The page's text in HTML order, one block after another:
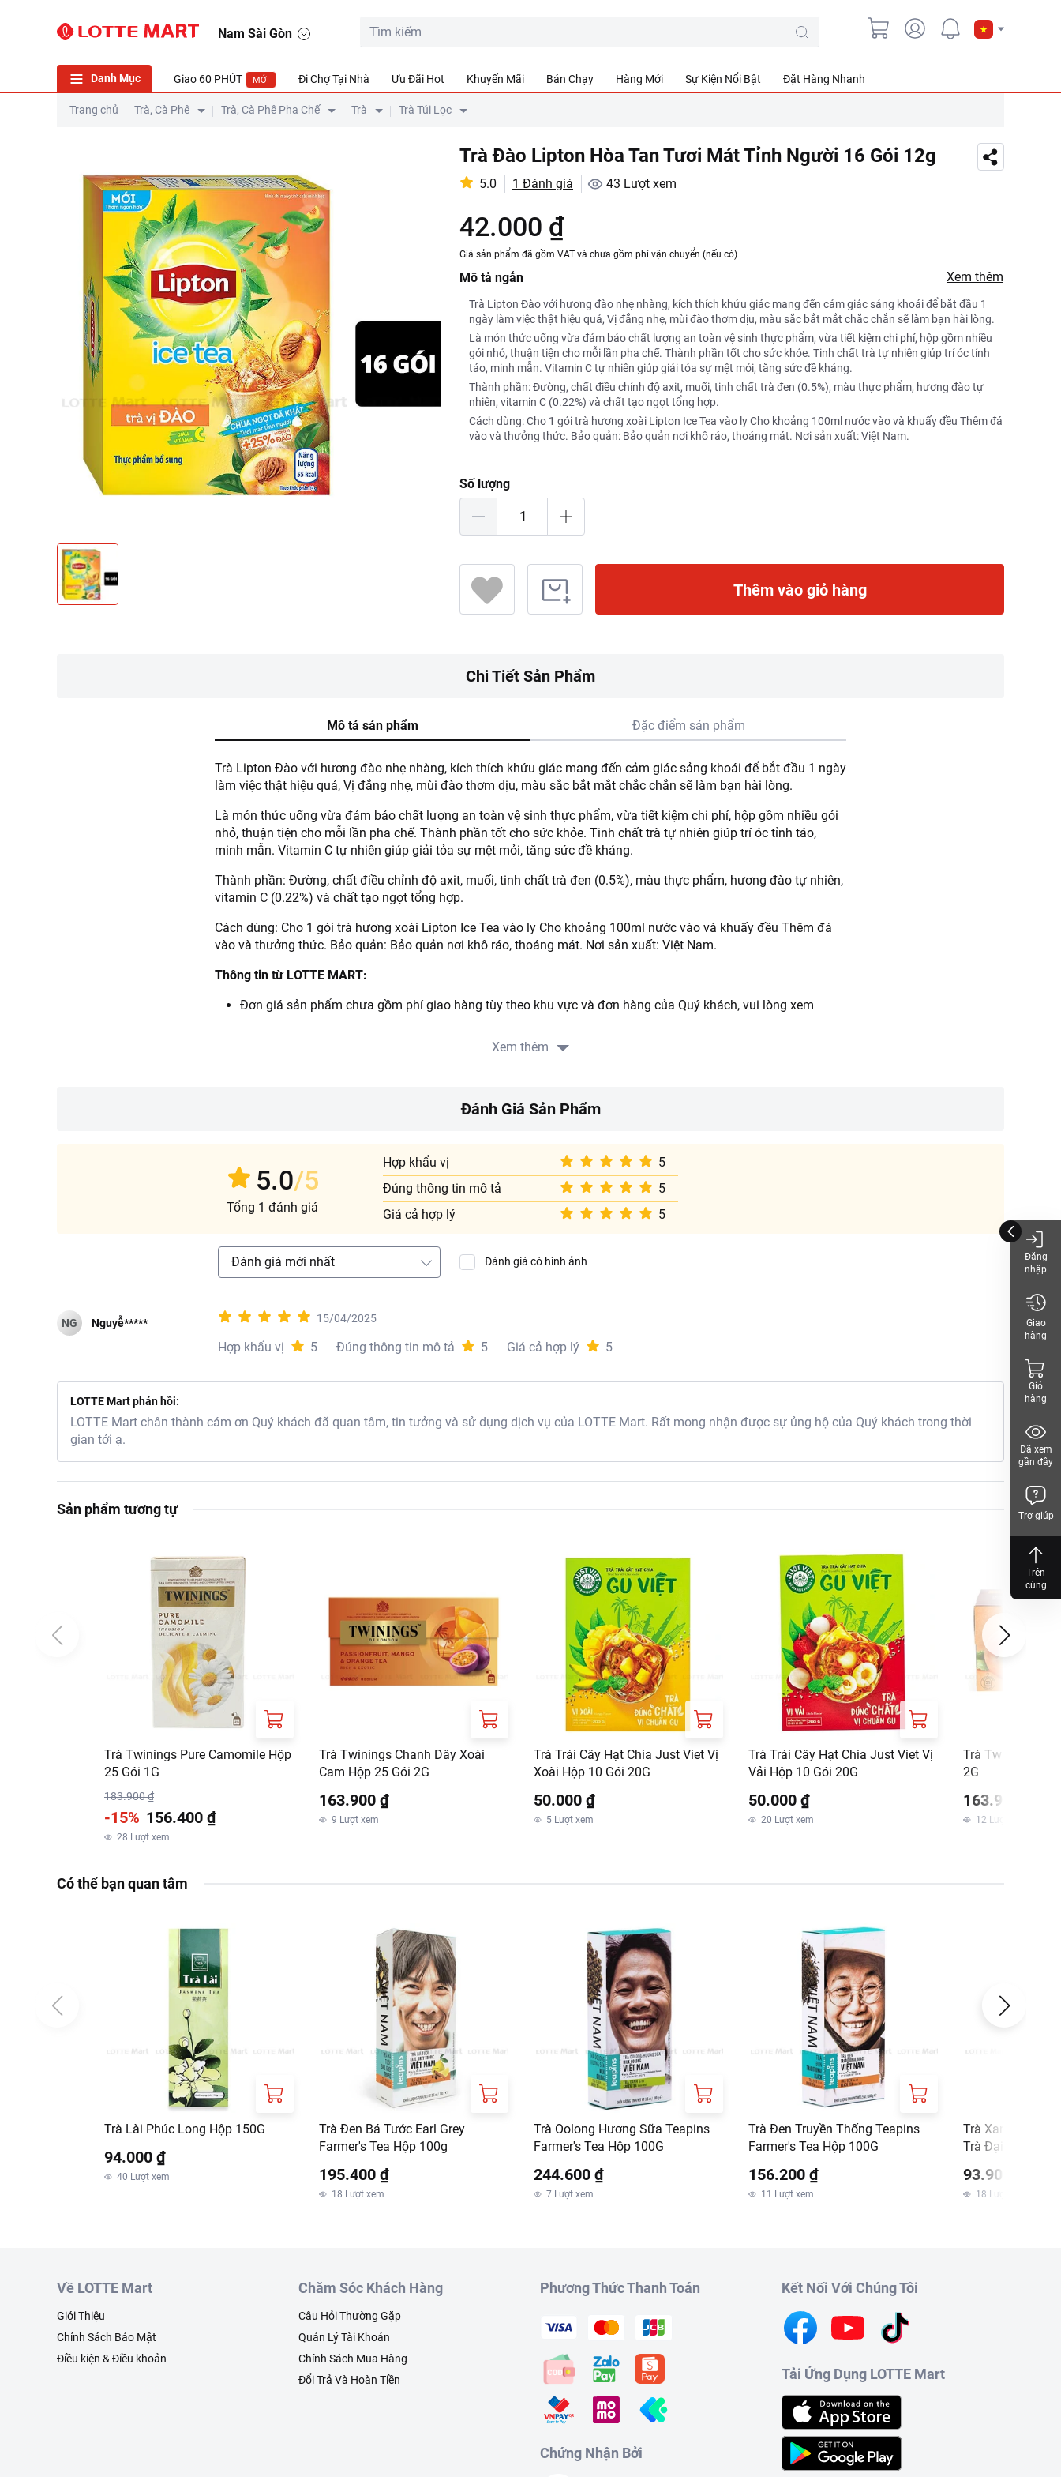
Nam Sài Gòn
Danh Mục Giao 60 PHÚT MỚI Đi Chợ Tại Nhà Ưu Đãi Hot Khuyến Mãi Bán Chạy Hàng Mới Sự Kiện Nổi Bật Đặt Hàng Nhanh
Trang chủ Trà, Cà Phê Trà, Cà Phê Pha Chế Trà Trà Túi Lọc
Trà Đào Lipton Hòa Tan Tươi Mát Tỉnh Người 16 Gói 12g
5.0 1 Đánh giá 43 Lượt xem
42.000 ₫
Giá sản phẩm đã gồm VAT và chưa gồm phí vận chuyển (nếu có)
Mô tả ngắn Xem thêm
Trà Lipton Đào với hương đào nhẹ nhàng, kích thích khứu giác mang đến cảm giác sảng khoái để bắt đầu 1
ngày làm việc thật hiệu quả, Vị đắng nhẹ, mùi đào thơm dịu, màu sắc bắt mắt chắc chắn sẽ làm bạn hài lòng.
Là món thức uống vừa đảm bảo chất lượng an toàn vệ sinh thực phẩm, vừa tiết kiệm chi phí, hộp gồm nhiều
gói nhỏ, thuận tiện cho mỗi lần pha chế. Thành phần tốt cho sức khỏe. Tinh chất trà tự nhiên giúp trí óc tỉnh
táo, minh mẫn. Vitamin C tự nhiên giúp giải tỏa sự mệt mỏi, tăng sức đề kháng.
Thành phần: Đường, chất điều chỉnh độ axit, muối, tinh chất trà đen (0.5%), màu thực phẩm, hương đào tự
nhiên, vitamin C (0.22%) và chất tạo ngọt tổng hợp.
Cách dùng: Cho 1 gói trà hương xoài Lipton Ice Tea vào ly Cho khoảng 100ml nước vào và khuấy đều Thêm đá
vào và thưởng thức. Bảo quản: Bảo quản nơi khô ráo, thoáng mát. Nơi sản xuất: Việt Nam.
Số lượng
Thêm vào giỏ hàng
Chi Tiết Sản Phẩm
Mô tả sản phẩm Đặc điểm sản phẩm
Trà Lipton Đào với hương đào nhẹ nhàng, kích thích khứu giác mang đến cảm giác sảng khoái để bắt đầu 1 ngày
làm việc thật hiệu quả, Vị đắng nhẹ, mùi đào thơm dịu, màu sắc bắt mắt chắc chắn sẽ làm bạn hài lòng.
Là món thức uống vừa đảm bảo chất lượng an toàn vệ sinh thực phẩm, vừa tiết kiệm chi phí, hộp gồm nhiều gói
nhỏ, thuận tiện cho mỗi lần pha chế. Thành phần tốt cho sức khỏe. Tinh chất trà tự nhiên giúp trí óc tỉnh táo,
minh mẫn. Vitamin C tự nhiên giúp giải tỏa sự mệt mỏi, tăng sức đề kháng.
Thành phần: Đường, chất điều chỉnh độ axit, muối, tinh chất trà đen (0.5%), màu thực phẩm, hương đào tự nhiên,
vitamin C (0.22%) và chất tạo ngọt tổng hợp.
Cách dùng: Cho 1 gói trà hương xoài Lipton Ice Tea vào ly Cho khoảng 100ml nước vào và khuấy đều Thêm đá
vào và thưởng thức. Bảo quản: Bảo quản nơi khô ráo, thoáng mát. Nơi sản xuất: Việt Nam.
Thông tin từ LOTTE MART:
Đơn giá sản phẩm chưa gồm phí giao hàng tùy theo khu vực và đơn hàng của Quý khách, vui lòng xem
Xem thêm
Đánh Giá Sản Phẩm
5.0/5
Tổng 1 đánh giá
Hợp khẩu vị
5
Đúng thông tin mô tả
5
Giá cả hợp lý
5
Đánh giá mới nhất Đánh giá có hình ảnh
NG Nguyễ***** 15/04/2025
Hợp khẩu vị 5 Đúng thông tin mô tả 5 Giá cả hợp lý 5
LOTTE Mart phản hồi:
LOTTE Mart chân thành cám ơn Quý khách đã quan tâm, tin tưởng và sử dụng dịch vụ của LOTTE Mart. Rất mong nhận được sự ủng hộ của Quý khách trong thời
gian tới ạ.
Sản phẩm tương tự
Trà Twinings Pure Camomile Hộp
25 Gói 1G
183.900 ₫
-15% 156.400 ₫
28 Lượt xem
Trà Twinings Chanh Dây Xoài
Cam Hộp 25 Gói 2G
163.900 ₫
9 Lượt xem
Trà Trái Cây Hạt Chia Just Viet Vị
Xoài Hộp 10 Gói 20G
50.000 ₫
5 Lượt xem
Trà Trái Cây Hạt Chia Just Viet Vị
Vải Hộp 10 Gói 20G
50.000 ₫
20 Lượt xem
Trà Twinings
2G
163.900 ₫
12 Lượt xem
Có thể bạn quan tâm
Trà Lài Phúc Long Hộp 150G
94.000 ₫
40 Lượt xem
Trà Đen Bá Tước Earl Grey
Farmer's Tea Hộp 100g
195.400 ₫
18 Lượt xem
Trà Oolong Hương Sữa Teapins
Farmer's Tea Hộp 100G
244.600 ₫
7 Lượt xem
Trà Đen Truyền Thống Teapins
Farmer's Tea Hộp 100G
156.200 ₫
11 Lượt xem
Trà Xanh Thái
Trà Đại Gia Hút
93.900 ₫
18 Lượt xem
Về LOTTE Mart
Giới Thiệu
Chính Sách Bảo Mật
Điều kiện & Điều khoản
Chăm Sóc Khách Hàng
Câu Hỏi Thường Gặp
Quản Lý Tài Khoản
Chính Sách Mua Hàng
Đổi Trả Và Hoàn Tiền
Phương Thức Thanh Toán
Chứng Nhận Bởi
Kết Nối Với Chúng Tôi
Tải Ứng Dụng LOTTE Mart
Đăng
nhập
Giao
hàng
Giỏ
hàng
Đã xem
gần đây
Trợ giúp
Trên
cùng